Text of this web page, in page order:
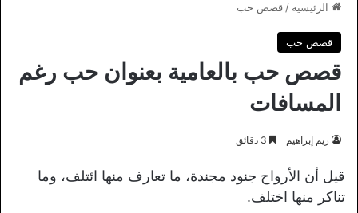
الرئيسية / قصص حب
قصص حب
قصص حب بالعامية بعنوان حب رغم
المسافات
ريم إبراهيم
قيل أن الأرواح جنود مجندة، ما تعارف منها ائتلف، وما
تناكر منها اختلف.